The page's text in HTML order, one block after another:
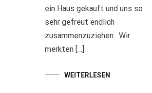
ein Haus gekauft und uns so
sehr gefreut endlich
zusammenzuziehen. Wir
merkten […]
WEITERLESEN